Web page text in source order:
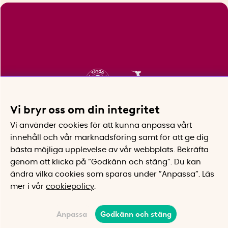
Vi bryr oss om din integritet
Vi använder cookies för att kunna anpassa vårt
innehåll och vår marknadsföring samt för att ge dig
bästa möjliga upplevelse av vår webbplats.
Bekräfta
genom att klicka på “Godkänn och stäng”. Du kan
ändra vilka cookies som sparas under ”Anpassa”.
Läs
mer i vår cookiepolicy
Anpassa Godkänn och stäng